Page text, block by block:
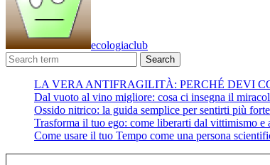
ecologiaclub
Search
LA VERA ANTIFRAGILITÀ: PERCHÉ DEVI
Dal vuoto al vino migliore: cosa ci insegna il
Ossido nitrico: la guida semplice per sentirti più
Trasforma il tuo ego: come liberarti dal vittimismo e
Come usare il tuo Tempo come una persona
Digita la tua e-mail...